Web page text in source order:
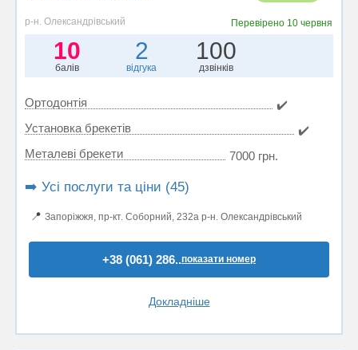
р-н. Олександрівський Перевірено 10 червня
10
балів
2
відгука
100
дзвінків
Ортодонтія
✔️
Установка брекетів
✔️
Металеві брекети
7000 грн.
➡️ Усі послуги та ціни (45)
📍 Запоріжжя, пр-кт. Соборний, 232а р-н. Олександрівський
+38 (061) 286..показати номер
Докладніше